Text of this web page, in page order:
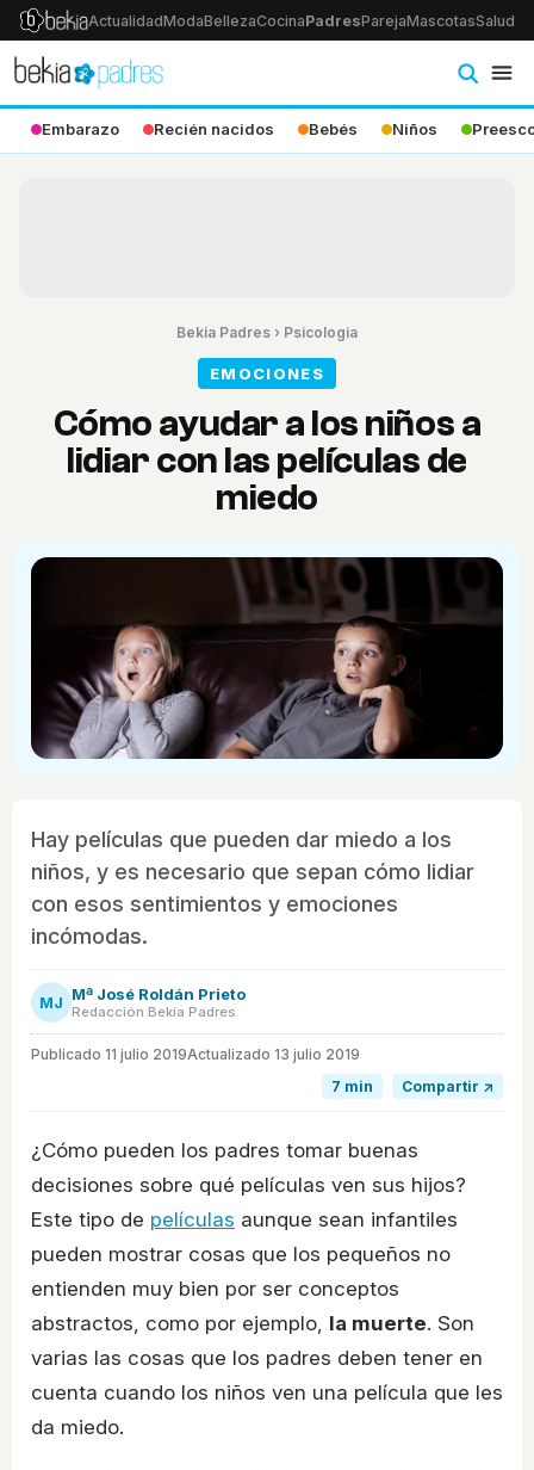
ActualidadModaBellezaCocinaPadresParejaMascotasSalud
Embarazo Recién nacidos Bebés Niños
Bekia Padres › Psicologia
EMOCIONES
Cómo ayudar a los niños a
lidiar con las películas de
miedo
Hay películas que pueden dar miedo a los
niños, y es necesario que sepan cómo lidiar
con esos sentimientos y emociones
incómodas.
MJ Mª José Roldán Prieto
Redacción Bekia Padres
Publicado 11 julio 2019Actualizado 13 julio 2019
7 min
Compartir ↗
¿Cómo pueden los padres tomar buenas
decisiones sobre qué películas ven sus hijos?
Este tipo de películas aunque sean infantiles
pueden mostrar cosas que los pequeños no
entienden muy bien por ser conceptos
abstractos, como por ejemplo, la muerte. Son
varias las cosas que los padres deben tener en
cuenta cuando los niños ven una película que les
da miedo.